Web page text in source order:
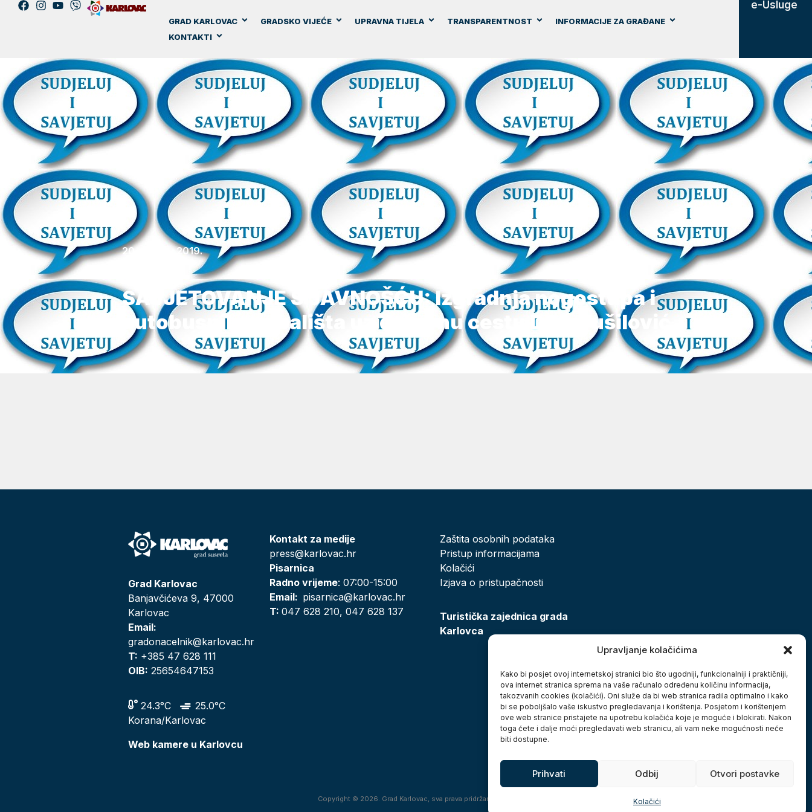
Upravljanje kolačićima
Kako bi posjet ovoj internetskoj stranici bio što ugodniji, funkcionalniji i praktičniji,
ova internet stranica sprema na vaše računalo određenu količinu informacija,
takozvanih cookies (kolačići). Oni služe da bi web stranica radila optimalno i kako
bi se poboljšalo vaše iskustvo pregledavanja i korištenja. Posjetom i korištenjem
ove web stranice pristajete na upotrebu kolačića koje je moguće i blokirati. Nakon
toga ćete i dalje moći pregledavati web stranicu, ali vam neke mogućnosti neće
biti dostupne.
Prihvati Odbij Otvori postavke
Kolačići
GRAD KARLOVAC GRADSKO VIJEĆE UPRAVNA TIJELA TRANSPARENTNOST
INFORMACIJE ZA GRAĐANE
KONTAKTI
e-Usluge
20. ožujka, 2019.
SAVJETOVANJE S JAVNOŠĆU: Izgradnja nogostupa i
autobusnih ugibališta uz državnu cestu DC1, Tušilović
Grad Karlovac
Banjavčićeva 9, 47000
Karlovac
Email:
gradonacelnik@karlovac.hr
T: +385 47 628 111
OIB: 25654647153
24.3°C
25.0°C
Korana/Karlovac
Web kamere u Karlovcu
Kontakt za medije
press@karlovac.hr
Pisarnica
Radno vrijeme: 07:00-15:00
Email: pisarnica@karlovac.hr
T:047 628 210, 047 628 137
Zaštita osobnih podataka
Pristup informacijama
Kolačići
Izjava o pristupačnosti
Turistička zajednica grada
Karlovca
Copyright © 2026. Grad Karlovac, sva prava pridržana